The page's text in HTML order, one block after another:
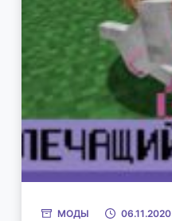
МОДЫ 06.11.2020